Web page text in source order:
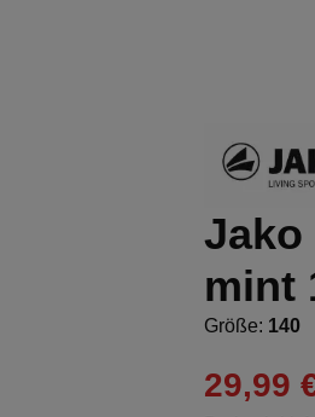
Jako
mint
Größe: 140
29,99